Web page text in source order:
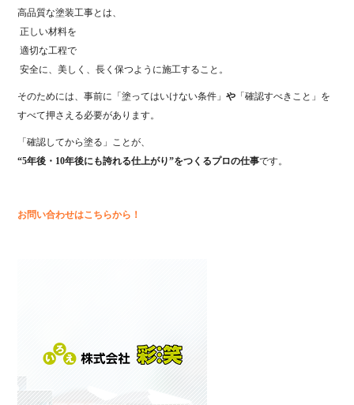
高品質な塗装工事とは、
正しい材料を
適切な工程で
安全に、美しく、長く保つように施工すること。
そのためには、事前に「塗ってはいけない条件」や 「確認すべきこと」を
すべて押さえる必要があります。
「確認してから塗る」ことが、
“5年後・10年後にも誇れる仕上がり”をつくるプロの仕事です。
お問い合わせはこちらから！